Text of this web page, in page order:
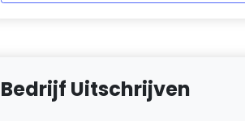
Bedrijf Uitschrijven